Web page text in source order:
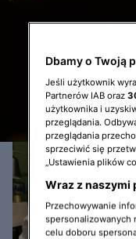
Afrykę (odc.
Dbamy o Twoją
Jeśli użytkownik
Partnerów IAB oraz
użytkownika i
przeglądania.
przeglądania
sprzeciwić się
„Ustawienia plików
Wraz z naszymi
Przechowywanie
spersonalizowanych
celu doboru